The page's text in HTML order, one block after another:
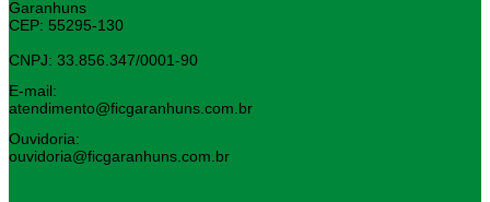
Garanhuns
CEP: 55295-130
CNPJ: 33.856.347/0001-90
E-mail:
atendimento@ficgaranhuns.com.br
Ouvidoria:
ouvidoria@ficgaranhuns.com.br